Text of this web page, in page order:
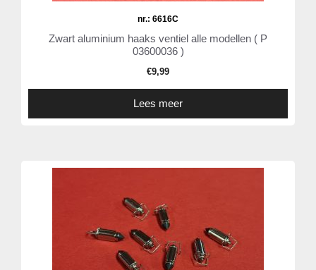
nr.: 6616C
Zwart aluminium haaks ventiel alle modellen ( P
03600036 )
€9,99
Lees meer